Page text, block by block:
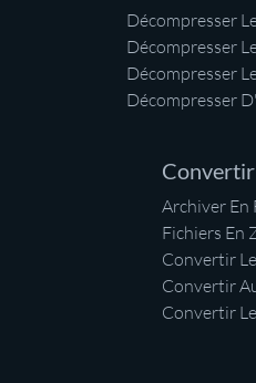
Décompresser
Décompresser
Décompresser
Décompresser
Convertir
Archiver En
Fichiers En
Convertir
Convertir
Convertir